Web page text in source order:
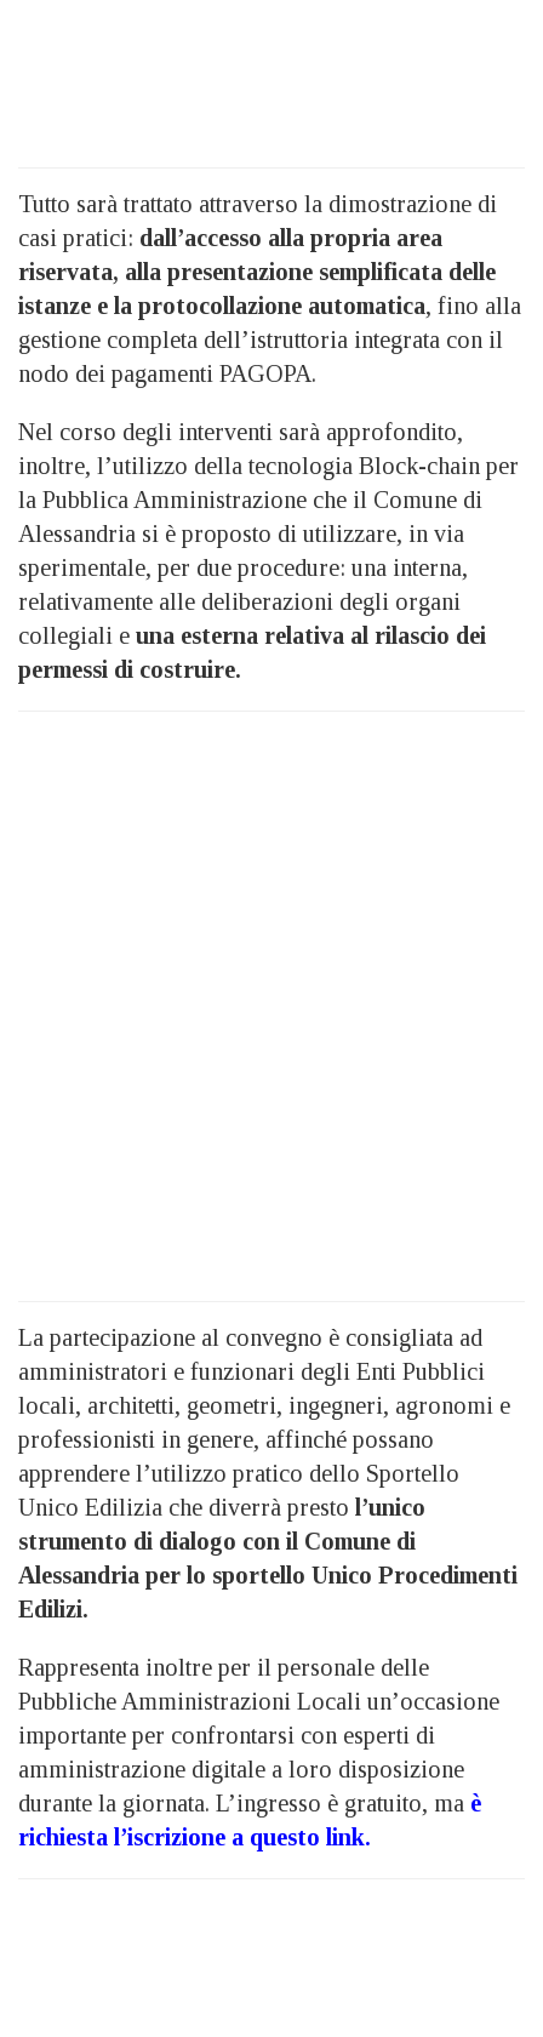
Tutto sarà trattato attraverso la dimostrazione di
casi pratici: dall’accesso alla propria area
riservata, alla presentazione semplificata delle
istanze e la protocollazione automatica, fino alla
gestione completa dell’istruttoria integrata con il
nodo dei pagamenti PAGOPA.
Nel corso degli interventi sarà approfondito,
inoltre, l’utilizzo della tecnologia Block-chain per
la Pubblica Amministrazione che il Comune di
Alessandria si è proposto di utilizzare, in via
sperimentale, per due procedure: una interna,
relativamente alle deliberazioni degli organi
collegiali e una esterna relativa al rilascio dei
permessi di costruire.
La partecipazione al convegno è consigliata ad
amministratori e funzionari degli Enti Pubblici
locali, architetti, geometri, ingegneri, agronomi e
professionisti in genere, affinché possano
apprendere l’utilizzo pratico dello Sportello
Unico Edilizia che diverrà presto l’unico
strumento di dialogo con il Comune di
Alessandria per lo sportello Unico Procedimenti
Edilizi.
Rappresenta inoltre per il personale delle
Pubbliche Amministrazioni Locali un’occasione
importante per confrontarsi con esperti di
amministrazione digitale a loro disposizione
durante la giornata. L’ingresso è gratuito, ma è
richiesta l’iscrizione a questo link.